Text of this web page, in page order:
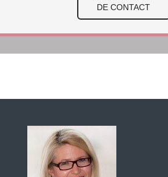
DE CONTACT